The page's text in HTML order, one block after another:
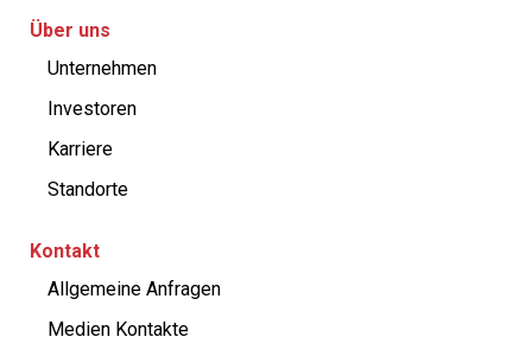
Über uns
Unternehmen
Investoren
Karriere
Standorte
Kontakt
Allgemeine Anfragen
Medien Kontakte